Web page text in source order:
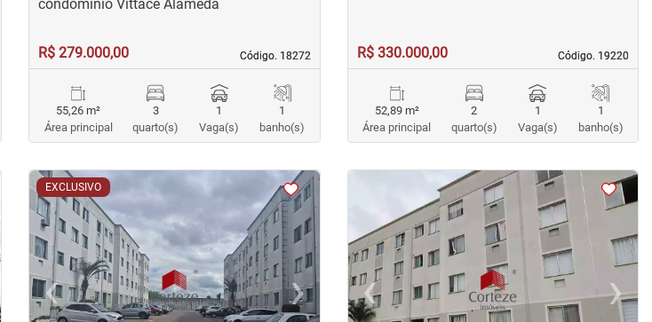
Código. 18272
Código. 18272
condomínio Vittace Alameda
R$ 279.000,00
55,26 m²
Área principal
3
quarto(s)
1
Vaga(s)
1
banho(s)
Código. 19220
Código. 19220
R$ 330.000,00
52,89 m²
Área principal
2
quarto(s)
1
Vaga(s)
1
banho(s)
EXCLUSIVO
<<<<
‹Previous ›Next ‹Previous ›Next